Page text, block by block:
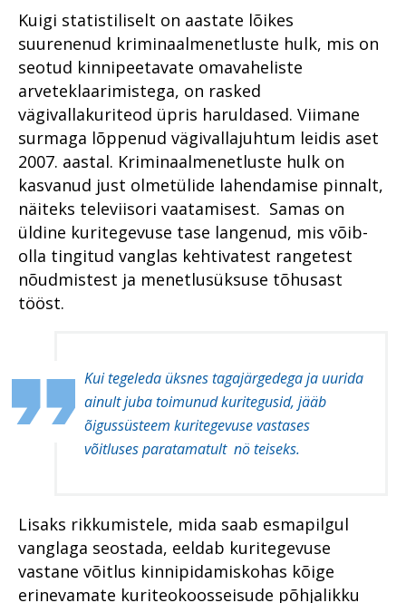
Viru ringkonnaprokuratuur
aastal 2021
kriminaalmenetluste analüüs
Üldmenetluse süüdistusaktide
analüüs
Õiguslikud probleemid
psühhiaatrilise sundravi
kohaldamise menetluses
Olukorrast riigis: Kuningas on
surnud. Elagu kuningas?
Digitaalse menetluse tulevik
Kannatanu kohtlemine
kriminaalmenetluses
Menetlusökonoomia
Alaealiste õigusrikkujate
erikohtlemine
100. sünnipäeva tähistamine
kestis kogu aasta
Prokuratuur tunnustab
Personalitöö
Ühtse kohtlemis- ja
karistuspraktika kokkulepped
Kogukonnaprokurör - kes ta
Põhja Ringkonnaprokuratuur
Viru Ringkonnaprokuratuur
Lõuna Ringkonnaprokuratuur
Lääne Ringkonnaprokuratuur
Süüdistusosakond
Eesti fentanüülituru tõusud ja
langused
Saaremaa kohtusaalis on
prokuröri selja taga riik
Sõna "tingimisi" kuulevad
roolijoodikud üha harvem
Inna Ombler: on spioone, kes
kinnipidamisest kergendust
Lääne Ringkonnaprokuratuur
Lõuna Ringkonnaprokuratuur
Kuritegevuse vastased
prioriteedid
Rahvusvaheline koostöö
Siseriiklik koostöö võrgustike
raames
Süüdistusosakond
Järelevalveosakond
Aasta prokurör ja aasta
Prokurör ja avalikkus
Prokuratuuri personalitöö
Kuigi statistiliselt on aastate lõikes
suurenenud kriminaalmenetluste hulk, mis on
seotud kinnipeetavate omavaheliste
arveteklaarimistega, on rasked
vägivallakuriteod üpris haruldased. Viimane
surmaga lõppenud vägivallajuhtum leidis aset
2007. aastal. Kriminaalmenetluste hulk on
kasvanud just olmetülide lahendamise pinnalt,
näiteks televiisori vaatamisest. Samas on
üldine kuritegevuse tase langenud, mis võib-
olla tingitud vanglas kehtivatest rangetest
nõudmistest ja menetlusüksuse tõhusast
tööst.
Kui tegeleda üksnes tagajärgedega ja uurida
ainult juba toimunud kuritegusid, jääb
õigussüsteem kuritegevuse vastases
võitluses paratamatult nö teiseks.
Lisaks rikkumistele, mida saab esmapilgul
vanglaga seostada, eeldab kuritegevuse
vastane võitlus kinnipidamiskohas kõige
erinevamate kuriteokoosseisude põhjalikku